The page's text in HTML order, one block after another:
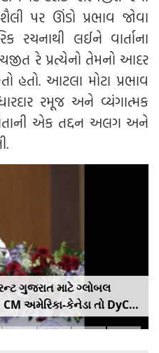
પર ઊંડો પ્રભાવ જોવા
રચનાથી લઈને વાર્તાના
રે પ્રત્યેનો તેમનો આદર
હતો. આટલા મોટા પ્રભાવ
રમૂજ અને વ્યંગાત્મક
એક તદ્દન અલગ અને
ગુજરાત માટે ગ્લોબલ
અમેરિકા-કેનેડા તો DyCM
જાપાન-યુરોપ ગજવશે